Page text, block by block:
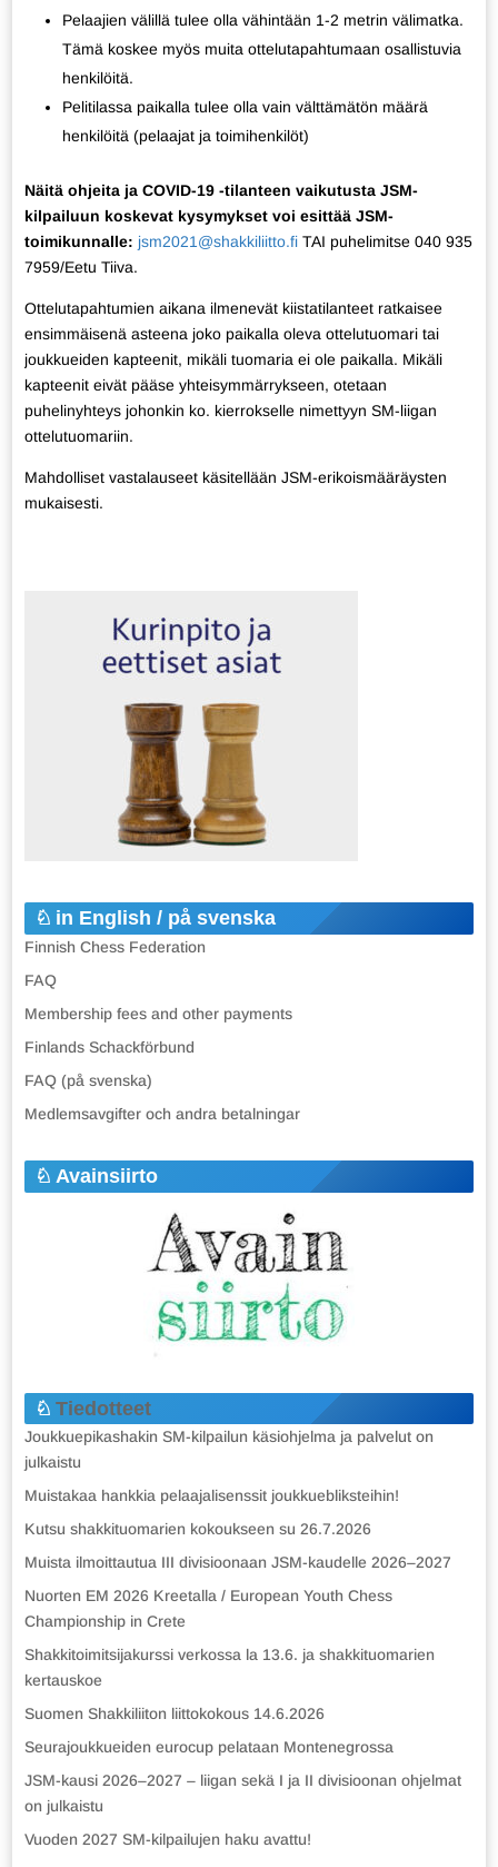
Pelaajien välillä tulee olla vähintään 1-2 metrin välimatka.
Tämä koskee myös muita ottelutapahtumaan osallistuvia
henkilöitä.
Pelitilassa paikalla tulee olla vain välttämätön määrä
henkilöitä (pelaajat ja toimihenkilöt)
Näitä ohjeita ja COVID-19 -tilanteen vaikutusta JSM-
kilpailuun koskevat kysymykset voi esittää JSM-
toimikunnalle: jsm2021@shakkiliitto.fiTAI puhelimitse 040 935
7959/Eetu Tiiva.
Ottelutapahtumien aikana ilmenevät kiistatilanteet ratkaisee
ensimmäisenä asteena joko paikalla oleva ottelutuomari tai
joukkueiden kapteenit, mikäli tuomaria ei ole paikalla. Mikäli
kapteenit eivät pääse yhteisymmärrykseen, otetaan
puhelinyhteys johonkin ko. kierrokselle nimettyyn SM-liigan
ottelutuomariin.
Mahdolliset vastalauseet käsitellään JSM-erikoismääräysten
mukaisesti.
in English / på svenska
Finnish Chess Federation
FAQ
Membership fees and other payments
Finlands Schackförbund
FAQ (på svenska)
Medlemsavgifter och andra betalningar
Avainsiirto
Tiedotteet
Joukkuepikashakin SM-kilpailun käsiohjelma ja palvelut on
julkaistu
Muistakaa hankkia pelaajalisenssit joukkuebliksteihin!
Kutsu shakkituomarien kokoukseen su 26.7.2026
Muista ilmoittautua III divisioonaan JSM-kaudelle 2026–2027
Nuorten EM 2026 Kreetalla / European Youth Chess
Championship in Crete
Shakkitoimitsijakurssi verkossa la 13.6. ja shakkituomarien
kertauskoe
Suomen Shakkiliiton liittokokous 14.6.2026
Seurajoukkueiden eurocup pelataan Montenegrossa
JSM-kausi 2026–2027 – liigan sekä I ja II divisioonan ohjelmat
on julkaistu
Vuoden 2027 SM-kilpailujen haku avattu!